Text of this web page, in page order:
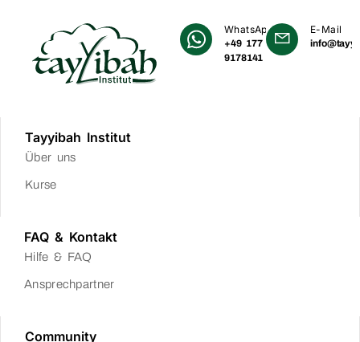
WhatsApp
+49 177
9178141
E-Mail
Tayyibah Institut
Über uns
Kurse
FAQ & Kontakt
Hilfe & FAQ
Ansprechpartner
Community